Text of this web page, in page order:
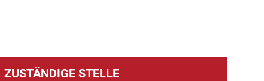
ZUSTÄNDIGE STELLE